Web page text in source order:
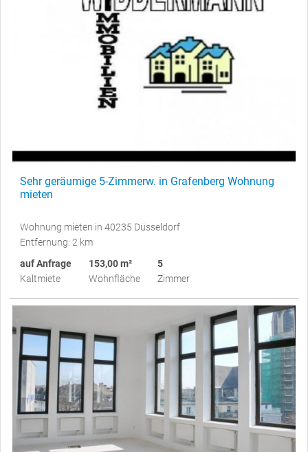
Sehr geräumige 5-Zimmerw. in Grafenberg Wohnung
mieten
Wohnung mieten in 40235 Düsseldorf
Entfernung: 2 km
auf Anfrage
Kaltmiete
153,00 m²
Wohnfläche
5
Zimmer